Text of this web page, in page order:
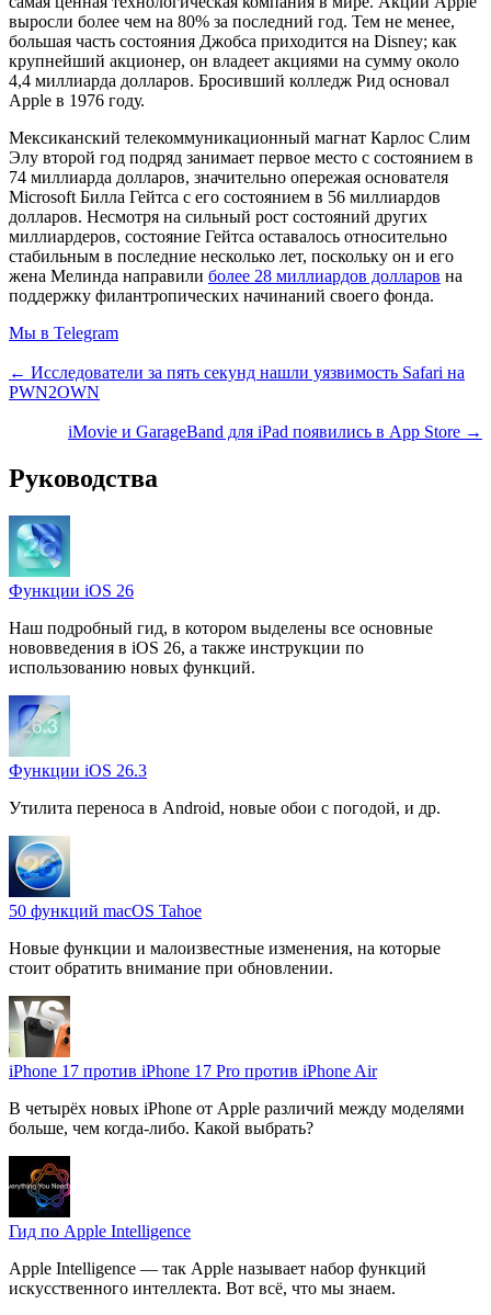
выросли более чем на 80% за последний год. Тем не менее,
большая часть состояния Джобса приходится на Disney; как
крупнейший акционер, он владеет акциями на сумму около
4,4 миллиарда долларов. Бросивший колледж Рид основал
Apple в 1976 году.
Мексиканский телекоммуникационный магнат Карлос Слим
Элу второй год подряд занимает первое место с состоянием в
74 миллиарда долларов, значительно опережая основателя
Microsoft Билла Гейтса с его состоянием в 56 миллиардов
долларов. Несмотря на сильный рост состояний других
миллиардеров, состояние Гейтса оставалось относительно
стабильным в последние несколько лет, поскольку он и его
жена Мелинда направили более 28 миллиардов долларов на
поддержку филантропических начинаний своего фонда.
Мы в Telegram
← Исследователи за пять секунд нашли уязвимость Safari на
PWN2OWN
iMovie и GarageBand для iPad появились в App Store →
Руководства
Функции iOS 26
Наш подробный гид, в котором выделены все основные
нововведения в iOS 26, а также инструкции по
использованию новых функций.
Функции iOS 26.3
Утилита переноса в Android, новые обои с погодой, и др.
50 функций macOS Tahoe
Новые функции и малоизвестные изменения, на которые
стоит обратить внимание при обновлении.
iPhone 17 против iPhone 17 Pro против iPhone Air
В четырёх новых iPhone от Apple различий между моделями
больше, чем когда-либо. Какой выбрать?
Гид по Apple Intelligence
Apple Intelligence — так Apple называет набор функций
искусственного интеллекта. Вот всё, что мы знаем.